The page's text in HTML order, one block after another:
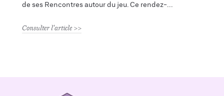
de ses Rencontres autour du jeu. Ce rendez-
Consulter l'article